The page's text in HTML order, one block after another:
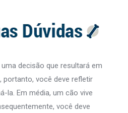
decisão que resultará em
portanto, você deve refletir
la. Em média, um cão vive
você deve